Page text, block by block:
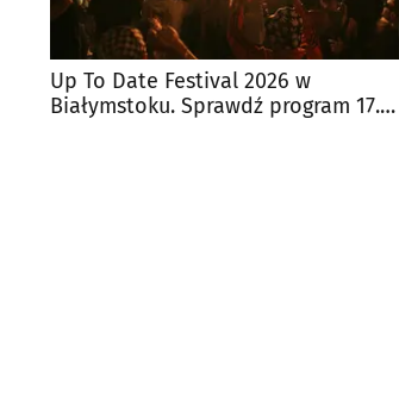
Up To Date Festival 2026 w
Białymstoku. Sprawdź program 17.